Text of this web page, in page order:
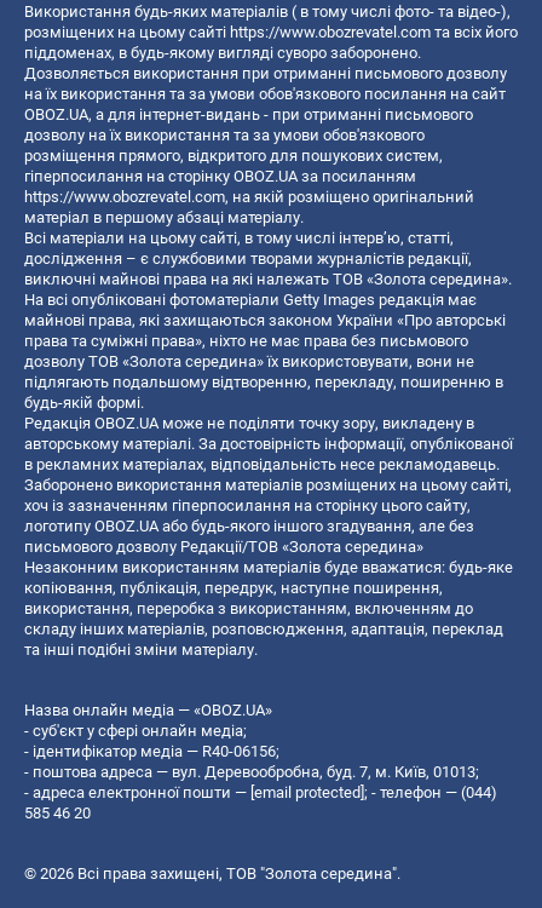
Використання будь-яких матеріалів ( в тому числі фото- та відео-),
розміщених на цьому сайті https://www.obozrevatel.com та всіх його
піддоменах, в будь-якому вигляді суворо заборонено.
Дозволяється використання при отриманні письмового дозволу
на їх використання та за умови обов'язкового посилання на сайт
OBOZ.UA, а для інтернет-видань - при отриманні письмового
дозволу на їх використання та за умови обов'язкового
розміщення прямого, відкритого для пошукових систем,
гіперпосилання на сторінку OBOZ.UA за посиланням
https://www.obozrevatel.com, на якій розміщено оригінальний
матеріал в першому абзаці матеріалу.
Всі матеріали на цьому сайті, в тому числі інтерв’ю, статті,
дослідження – є службовими творами журналістів редакції,
виключні майнові права на які належать ТОВ «Золота середина».
На всі опубліковані фотоматеріали Getty Images редакція має
майнові права, які захищаються законом України «Про авторські
права та суміжні права», ніхто не має права без письмового
дозволу ТОВ «Золота середина» їх використовувати, вони не
підлягають подальшому відтворенню, перекладу, поширенню в
будь-якій формі.
Редакція OBOZ.UA може не поділяти точку зору, викладену в
авторському матеріалі. За достовірність інформації, опублікованої
в рекламних матеріалах, відповідальність несе рекламодавець.
Заборонено використання матеріалів розміщених на цьому сайті,
хоч із зазначенням гіперпосилання на сторінку цього сайту,
логотипу OBOZ.UA або будь-якого іншого згадування, але без
письмового дозволу Редакції/ТОВ «Золота середина»
Незаконним використанням матеріалів буде вважатися: будь-яке
копiювання, публiкацiя, передрук, наступне поширення,
використання, переробка з використанням, включенням до
складу інших матеріалів, розповсюдження, адаптація, переклад
та інші подібні зміни матеріалу.
Назва онлайн медіа — «OBOZ.UA»
- суб'єкт у сфері онлайн медіа;
- ідентифікатор медіа — R40-06156;
- поштова адреса — вул. Деревообробна, буд. 7, м. Київ, 01013;
- адреса електронної пошти — [email protected]; - телефон — (044)
585 46 20
© 2026 Всі права захищені, ТОВ "Золота середина".